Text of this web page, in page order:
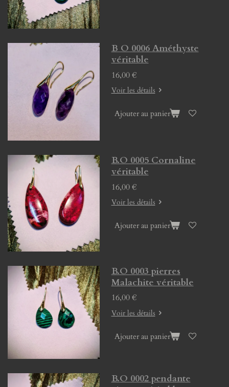
B O 0006 Améthyste
véritable
16,00 €
Voir les détails
Ajouter au panier
B.O 0005 Cornaline
véritable
16,00 €
Voir les détails
Ajouter au panier
B.O 0003 pierres
Malachite véritable
16,00 €
Voir les détails
Ajouter au panier
B.O 0002 pendante